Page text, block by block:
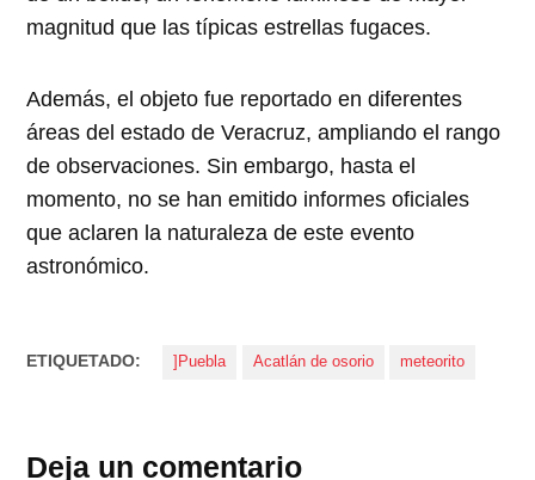
magnitud que las típicas estrellas fugaces.
Además, el objeto fue reportado en diferentes
áreas del estado de Veracruz, ampliando el rango
de observaciones. Sin embargo, hasta el
momento, no se han emitido informes oficiales
que aclaren la naturaleza de este evento
astronómico.
ETIQUETADO: ]Puebla Acatlán de osorio meteorito
Deja un comentario